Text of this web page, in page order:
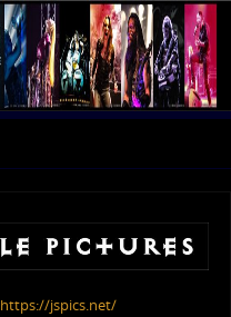
https://jspics.net/